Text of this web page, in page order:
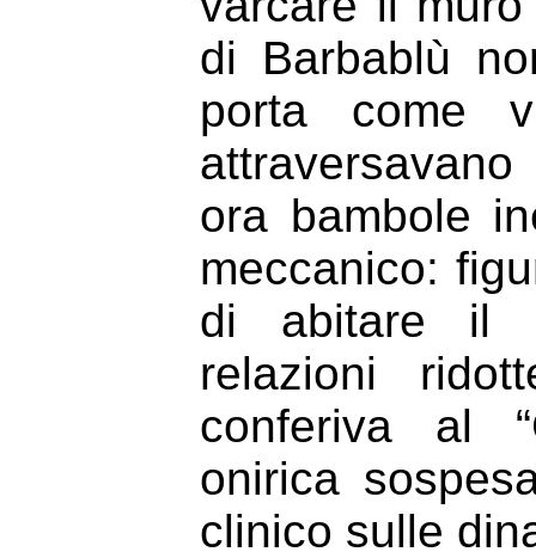
di Barbablù
porta come
ora bambole
meccanico:
di abitare il
relazioni
conferiva al
onirica
clinico sulle